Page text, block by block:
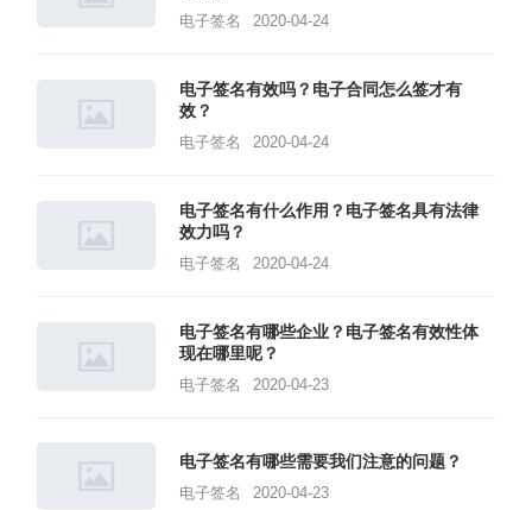
电子签名 2020-04-24
电子签名有效吗？电子合同怎么签才有
效？
电子签名 2020-04-24
电子签名有什么作用？电子签名具有法律
效力吗？
电子签名 2020-04-24
电子签名有哪些企业？电子签名有效性体
现在哪里呢？
电子签名 2020-04-23
电子签名有哪些需要我们注意的问题？
电子签名 2020-04-23